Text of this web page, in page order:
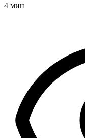
4 мин